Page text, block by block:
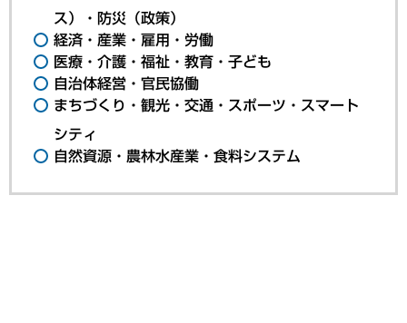
ス）・防災（政策）
経済・産業・雇用・労働
医療・介護・福祉・教育・子ども
自治体経営・官民協働
まちづくり・観光・交通・スポーツ・スマート
シティ
自然資源・農林水産業・食料システム